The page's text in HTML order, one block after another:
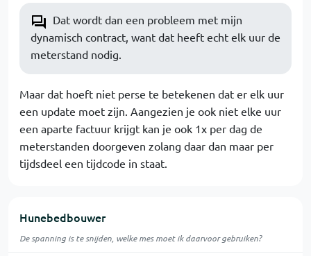
Dat wordt dan een probleem met mijn
dynamisch contract, want dat heeft echt elk uur de
meterstand nodig.
Maar dat hoeft niet perse te betekenen dat er elk uur
een update moet zijn. Aangezien je ook niet elke uur
een aparte factuur krijgt kan je ook 1x per dag de
meterstanden doorgeven zolang daar dan maar per
tijdsdeel een tijdcode in staat.
Hunebedbouwer
De spanning is te snijden, welke mes moet ik daarvoor gebruiken?